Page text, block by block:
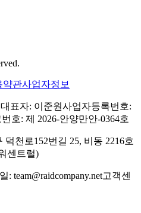
약관사업자정보
대표자: 이준원사업자등록번호:
호: 제 2026-안양만안-0364호
천로152번길 25, 비동 2216호
센트럴)
: team@raidcompany.net고객센